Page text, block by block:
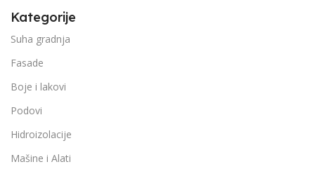
Kategorije
Suha gradnja
Fasade
Boje i lakovi
Podovi
Hidroizolacije
Mašine i Alati